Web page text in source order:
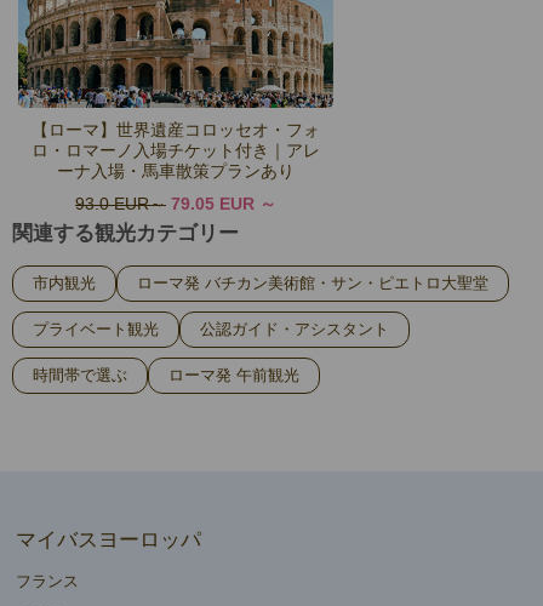
【ローマ】世界遺産コロッセオ・フォ
ロ・ロマーノ入場チケット付き｜アレ
ーナ入場・馬車散策プランあり
93.0 EUR
79.05 EUR
関連する観光カテゴリー
市内観光 ローマ発 バチカン美術館・サン・ピエトロ大聖堂
プライベート観光 公認ガイド・アシスタント
時間帯で選ぶ ローマ発 午前観光
マイバスヨーロッパ
フランス